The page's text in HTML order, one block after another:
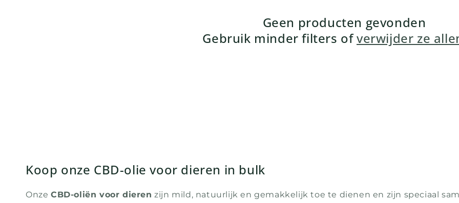
Geen producten gevonden
Gebruik minder filters ofverwijder ze
Koop onze CBD-olie voor dieren in bulk
Onze CBD-oliën voor dieren zijn mild, natuurlijk en gemakkelijk toe te dienen en zijn speciaal